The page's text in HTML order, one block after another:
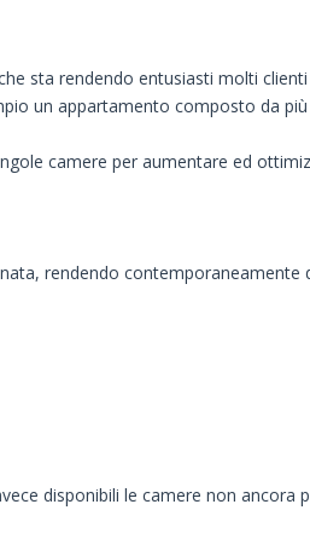
sta rendendo entusiasti molti clienti
un appartamento composto da
camere per aumentare ed
rendendo contemporaneamente
disponibili le camere non ancora